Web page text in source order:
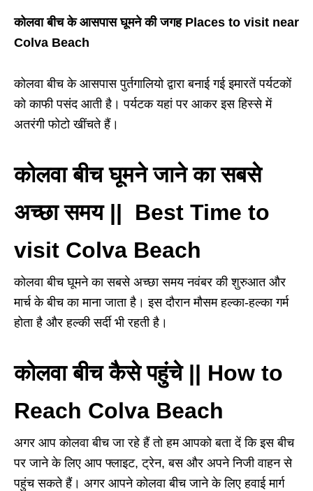
कोलवा बीच के आसपास घूमने की जगह Places to visit near
Colva Beach
कोलवा बीच के आसपास पुर्तगालियो द्वारा बनाई गई इमारतें पर्यटकों
को काफी पसंद आती है। पर्यटक यहां पर आकर इस हिस्से में
अतरंगी फोटो खींचते हैं।
कोलवा बीच घूमने जाने का सबसे
अच्छा समय || Best Time to
visit Colva Beach
कोलवा बीच घूमने का सबसे अच्छा समय नवंबर की शुरुआत और
मार्च के बीच का माना जाता है। इस दौरान मौसम हल्का-हल्का गर्म
होता है और हल्की सर्दी भी रहती है।
कोलवा बीच कैसे पहुंचे || How to
Reach Colva Beach
अगर आप कोलवा बीच जा रहे हैं तो हम आपको बता दें कि इस बीच
पर जाने के लिए आप फ्लाइट,ट्रेन,बस और अपने निजी वाहन से
पहुंच सकते हैं। अगर आपने कोलवा बीच जाने के लिए हवाई मार्ग